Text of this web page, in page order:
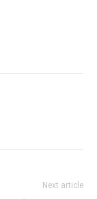
Next article